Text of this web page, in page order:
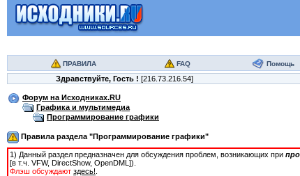
ПРАВИЛА FAQ Помощь
Здравствуйте, Гость ! [216.73.216.54]
Форум на Исходниках.RU
Графика и мультимедиа
Программирование графики
Правила раздела "Программирование графики"
1) Данный раздел предназначен для обсуждения проблем, возникающих при
[в т.ч. VFW, DirectShow, OpenDML]).
Флэш обсуждают здесь!